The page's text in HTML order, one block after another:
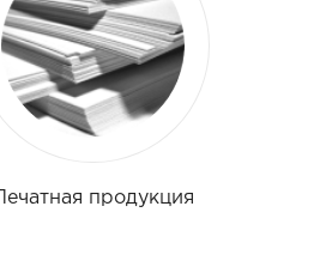
Печатная продукция